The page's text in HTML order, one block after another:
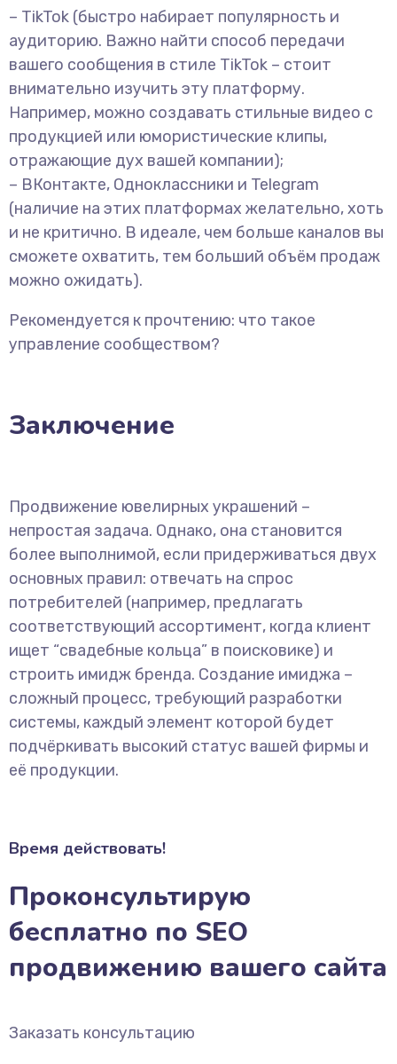
– TikTok (быстро набирает популярность и
аудиторию. Важно найти способ передачи
вашего сообщения в стиле TikTok – стоит
внимательно изучить эту платформу.
Например, можно создавать стильные видео с
продукцией или юмористические клипы,
отражающие дух вашей компании);
– ВКонтакте, Одноклассники и Telegram
(наличие на этих платформах желательно, хоть
и не критично. В идеале, чем больше каналов вы
сможете охватить, тем больший объём продаж
можно ожидать).
Рекомендуется к прочтению: что такое
управление сообществом?
Заключение
Продвижение ювелирных украшений –
непростая задача. Однако, она становится
более выполнимой, если придерживаться двух
основных правил: отвечать на спрос
потребителей (например, предлагать
соответствующий ассортимент, когда клиент
ищет “свадебные кольца” в поисковике) и
строить имидж бренда. Создание имиджа –
сложный процесс, требующий разработки
системы, каждый элемент которой будет
подчёркивать высокий статус вашей фирмы и
её продукции.
Время действовать!
Проконсультирую
бесплатно по SEO
продвижению вашего сайта
Заказать консультацию